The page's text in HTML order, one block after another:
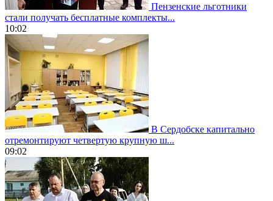
Пензенские льготники
стали получать бесплатные комплекты...
10:02
В Сердобске капитально
отремонтируют четвертую крупную ш...
09:02